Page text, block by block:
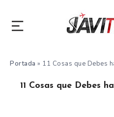
Portada » 11 Cosas que Debes
11 Cosas que Debes